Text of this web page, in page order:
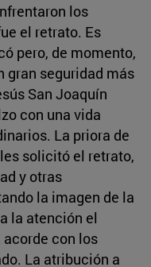
los
el retrato. Es
pero, de momento,
gran seguridad más
San Joaquín
con una vida
La priora de
solicitó el retrato,
y otras
la imagen de la
la atención el
con los
La atribución a